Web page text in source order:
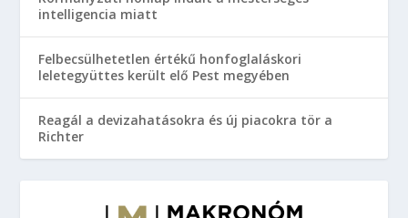
intelligencia miatt
Felbecsülhetetlen értékű honfoglaláskori
leletegyüttes került elő Pest megyében
Reagál a devizahatásokra és új piacokra tör a
Richter